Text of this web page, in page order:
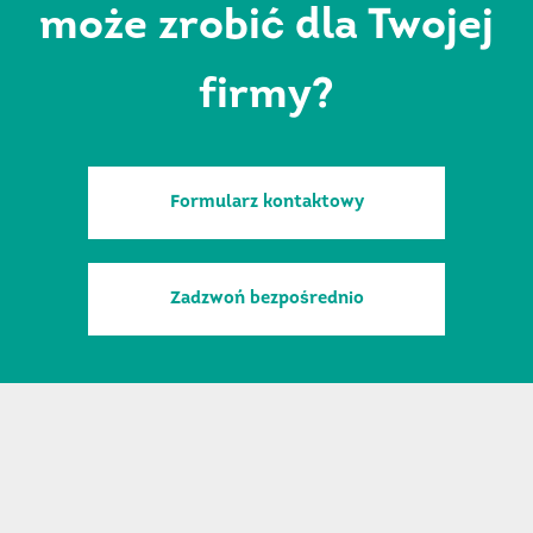
może zrobić dla Twojej
firmy?
Formularz kontaktowy
Zadzwoń bezpośrednio